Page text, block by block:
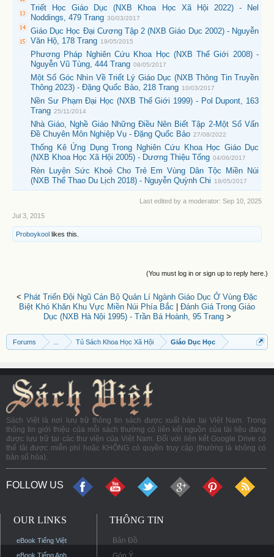
Triết Học Giáo Dục (NXB Khoa Học Xã Hội 2022) - Nel
Noddings, 479 Trang 30/03/2017
Giáo Dục Học Đại Cương Tập 2 (NXB Giáo Dục 2002) - Nguyễn
Văn Hộ, 178 Trang 19/05/2015
Phương Pháp Nghiên Cứu Khoa Học (NXB Thế Giới 2008) -
Nguyễn Vũ Tùng, 444 Trang 08/05/2017
Một Số Góc Nhìn Về Triết Lý Giáo Dục (NXB Thông Tin Truyền
Thông 2023) - Đặng Quốc Bảo, 218 Trang 10/03/2017
Nền Sư Phạm Đại Học (NXB Thế Giới 1999) - Pol Dupont, 163
Trang 25/11/2014
Nhà Giáo, Nghề Giáo Những Điều Nên Biết Tập 2-Một Số Vấn
Đề Chuyên Môn Nghiệp Vụ - Đặng Quốc Bảo 27/08/2022
Thống Kê Ứng Dụng Trong Nghiên Cứu Khoa Học Giáo Dục
(NXB Khoa Học Xã Hội 2005) - Dương Thiệu Tống 04/06/2017
Rèn Luyện Sức Khoẻ Cho Trẻ Em Vùng Dân Tộc Miền Núi
(NXB Thể Thao Du Lịch 2018) - Nguyễn Quỳnh Chi
18/05/2017
Last edited by a moderator: Sep 10, 2025
Jul 3, 2015
Proboykool likes this.
(You must log in or sign up to reply here.)
< Phát Triển Đội Ngũ Cán Bộ Quản Lí Ngành Giáo Dục Ở Vùng Đặc
Biệt Khó Khăn Khu Vực Miền Núi Phía Bắc
Đánh Giá Trong Giáo
Dục (NXB Hà Nội 1995) - Trần Bá Hoành, 95 Trang>
Forums Tủ Sách Khoa Học Xã Hội Giáo Dục Học
Sách Việt là nơi lưu trữ thông tin sách được xuất bản tại Việt Nam. Trong
thông tin giới thiệu của mỗi sách thường có liên kết nguồn của tài liệu đang
được lưu trữ tại các thư viện của Việt Nam. Đối với liên kết Google Drive có
thể tải được miễn phí hoặc KHÔNG có quyền truy cập (thường là không có
bản số hóa).
FOLLOW US
OUR LINKS
eBook Tiếng Việt
eBook Tiếng Anh
THÔNG TIN
Bản Đồ